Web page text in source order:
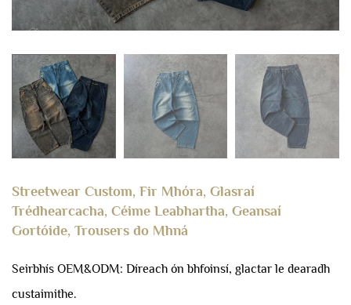
Streetwear Custom, Fir Mhóra, Glasraí
Trédhearcacha, Céime Leabhartha, Geansaí
Gortóide, Trousers do Mhná
Seirbhís OEM&ODM: Díreach ón bhfoinsí, glactar le dearadh
custaimithe.